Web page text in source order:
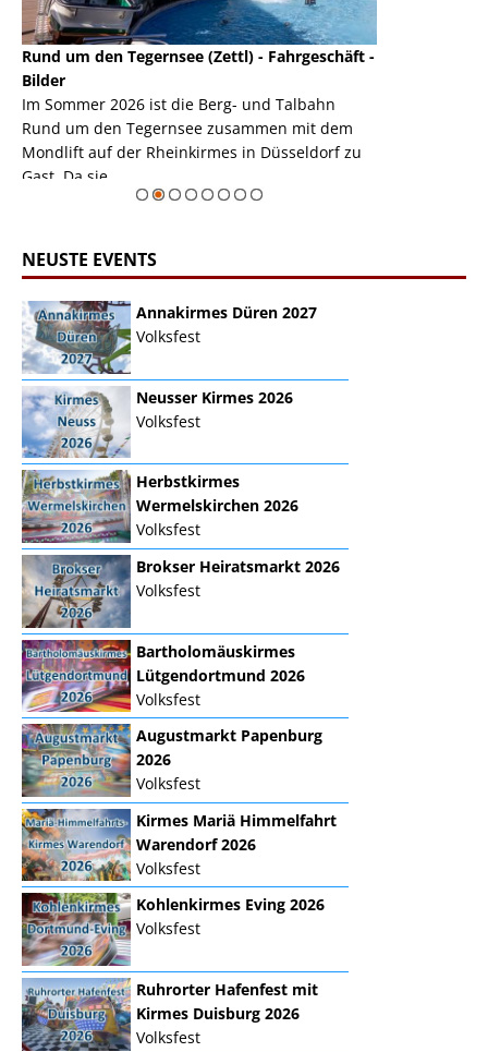
Rund um den Tegernsee (Zettl) - Fahrgeschäft -
Bilder
Im Sommer 2026 ist die Berg- und Talbahn
Rund um den Tegernsee zusammen mit dem
Mondlift auf der Rheinkirmes in Düsseldorf zu
Gast. Da sie ...
NEUSTE EVENTS
Annakirmes Düren 2027
Volksfest
Neusser Kirmes 2026
Volksfest
Herbstkirmes
Wermelskirchen 2026
Volksfest
Brokser Heiratsmarkt 2026
Volksfest
Bartholomäuskirmes
Lütgendortmund 2026
Volksfest
Augustmarkt Papenburg
2026
Volksfest
Kirmes Mariä Himmelfahrt
Warendorf 2026
Volksfest
Kohlenkirmes Eving 2026
Volksfest
Ruhrorter Hafenfest mit
Kirmes Duisburg 2026
Volksfest